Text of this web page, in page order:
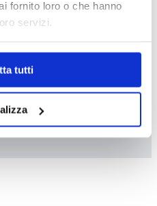
fornito loro o che hanno
servizi.
tutti